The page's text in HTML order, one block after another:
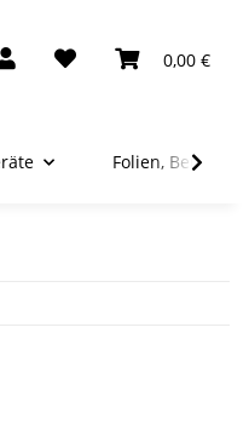
0,00 €
Folien, Beutel